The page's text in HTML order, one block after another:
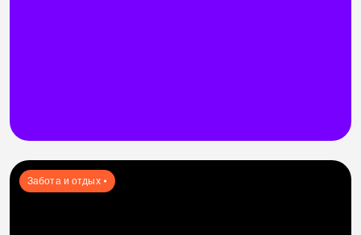
Забота и отдых